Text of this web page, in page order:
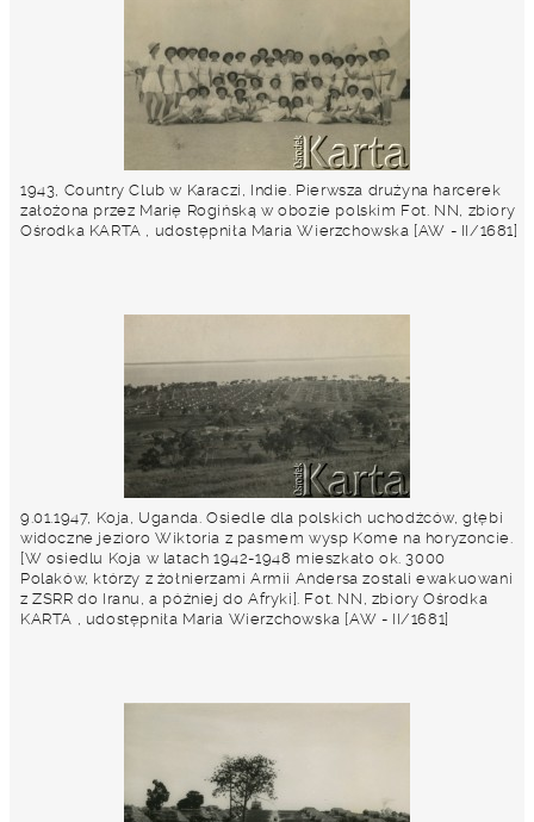
1943, Country Club w Karaczi, Indie. Pierwsza drużyna harcerek
założona przez Marię Rogińską w obozie polskim Fot. NN, zbiory
Ośrodka KARTA , udostępniła Maria Wierzchowska [AW - II/1681]
9.01.1947, Koja, Uganda. Osiedle dla polskich uchodźców, głębi
widoczne jezioro Wiktoria z pasmem wysp Kome na horyzoncie.
[W osiedlu Koja w latach 1942-1948 mieszkało ok. 3000
Polaków, którzy z żołnierzami Armii Andersa zostali ewakuowani
z ZSRR do Iranu, a później do Afryki]. Fot. NN, zbiory Ośrodka
KARTA , udostępniła Maria Wierzchowska [AW - II/1681]